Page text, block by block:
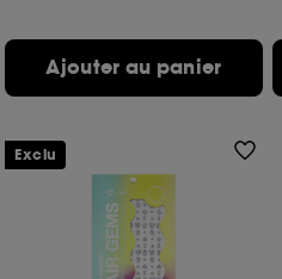
Ajouter au panier
Exclu